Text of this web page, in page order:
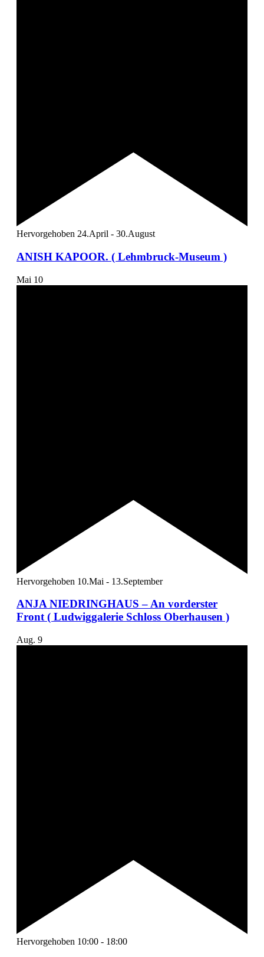
Hervorgehoben 24.April - 30.August
ANISH KAPOOR. ( Lehmbruck-Museum )
Mai 10
Hervorgehoben 10.Mai - 13.September
ANJA NIEDRINGHAUS – An vorderster
Front ( Ludwiggalerie Schloss Oberhausen )
Aug. 9
Hervorgehoben 10:00 - 18:00